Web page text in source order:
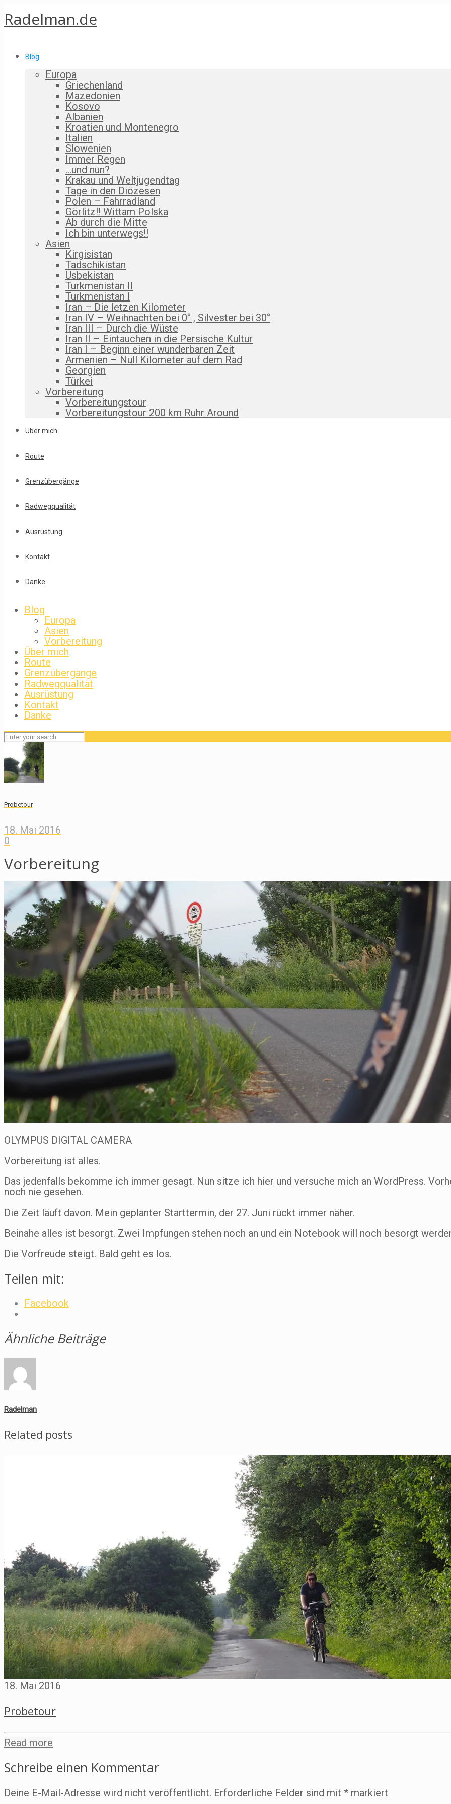
Radelman.de
Blog
Europa
Griechenland
Mazedonien
Kosovo
Albanien
Kroatien und Montenegro
Italien
Slowenien
Immer Regen
…und nun?
Krakau und Weltjugendtag
Tage in den Diözesen
Polen – Fahrradland
Görlitz!! Wittam Polska
Ab durch die Mitte
Ich bin unterwegs!!
Asien
Kirgisistan
Tadschikistan
Usbekistan
Turkmenistan II
Turkmenistan I
Iran – Die letzen Kilometer
Iran IV – Weihnachten bei 0° , Silvester bei 30°
Iran III – Durch die Wüste
Iran II – Eintauchen in die Persische Kultur
Iran I – Beginn einer wunderbaren Zeit
Armenien – Null Kilometer auf dem Rad
Georgien
Türkei
Vorbereitung
Vorbereitungstour
Vorbereitungstour 200 km Ruhr Around
Über mich
Route
Grenzübergänge
Radwegqualität
Ausrüstung
Kontakt
Danke
Blog
Europa
Asien
Vorbereitung
Über mich
Route
Grenzübergänge
Radwegqualität
Ausrüstung
Kontakt
Danke
Probetour
18. Mai 2016
0
Vorbereitung
OLYMPUS DIGITAL CAMERA
Vorbereitung ist alles.
Das jedenfalls bekomme ich immer gesagt. Nun sitze ich hier und versuche mich an WordPress.
noch nie gesehen.
Die Zeit läuft davon. Mein geplanter Starttermin, der 27. Juni rückt immer näher.
Beinahe alles ist besorgt. Zwei Impfungen stehen noch an und ein Notebook will noch besorgt
Die Vorfreude steigt. Bald geht es los.
Teilen mit:
Facebook
Ähnliche Beiträge
Radelman
Related posts
18. Mai 2016
Probetour
Read more
Schreibe einen Kommentar
Deine E-Mail-Adresse wird nicht veröffentlicht. Erforderliche Felder sind mit * markiert